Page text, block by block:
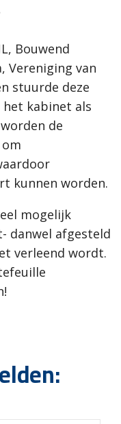
Bouwend
Vereniging van
stuurde deze
het kabinet als
de
kunnen worden.
mogelijk
danwel afgesteld
verleend wordt.